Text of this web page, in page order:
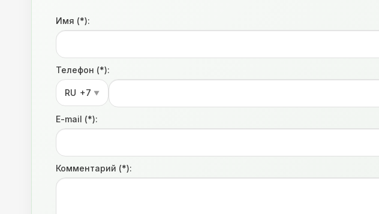
Имя (*):
Телефон (*):
RU +7 ▼
E-mail (*):
Комментарий (*):